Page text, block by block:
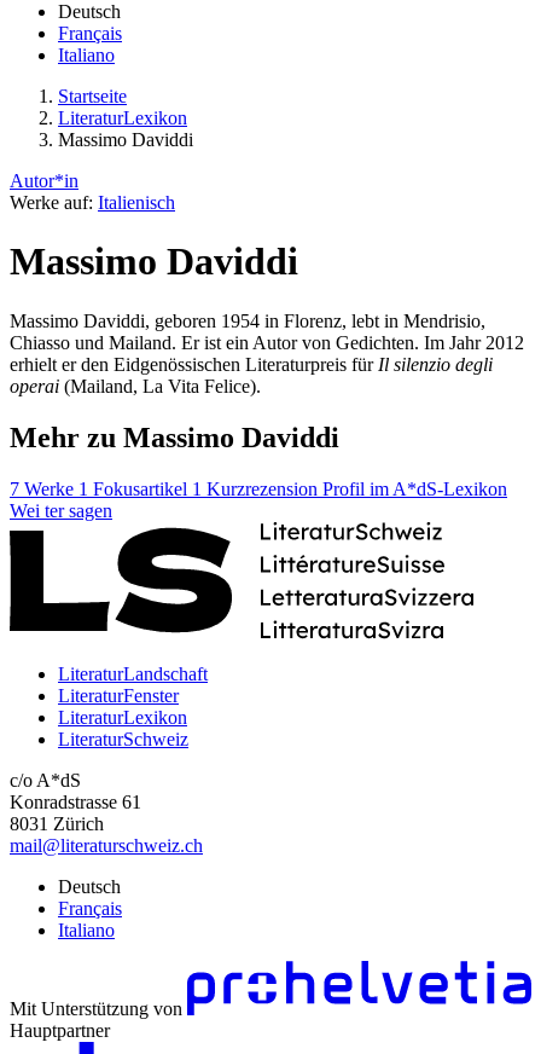
Deutsch
Français
Italiano
Startseite
LiteraturLexikon
Massimo Daviddi
Autor*in
Werke auf: Italienisch
Massimo Daviddi
Massimo Daviddi, geboren 1954 in Florenz, lebt in Mendrisio,
Chiasso und Mailand. Er ist ein Autor von Gedichten. Im Jahr 2012
erhielt er den Eidgenössischen Literaturpreis für Il silenzio degli
operai (Mailand, La Vita Felice).
Mehr zu Massimo Daviddi
7 Werke 1 Fokusartikel 1 Kurzrezension Profil im A*dS-Lexikon
Wei ter sagen
LiteraturLandschaft
LiteraturFenster
LiteraturLexikon
LiteraturSchweiz
c/o A*dS
Konradstrasse 61
8031 Zürich
mail@literaturschweiz.ch
Deutsch
Français
Italiano
Mit Unterstützung von
Hauptpartner